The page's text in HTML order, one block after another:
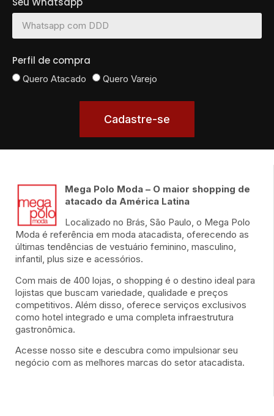
Perfil de compra
Quero Atacado Quero Varejo
Cadastre-se
Mega Polo Moda – O maior shopping de
atacado da América Latina
Localizado no Brás, São Paulo, o Mega Polo
Moda é referência em moda atacadista, oferecendo as
últimas tendências de vestuário feminino, masculino,
infantil, plus size e acessórios.
Com mais de 400 lojas, o shopping é o destino ideal para
lojistas que buscam variedade, qualidade e preços
competitivos. Além disso, oferece serviços exclusivos
como hotel integrado e uma completa infraestrutura
gastronômica.
Acesse nosso site e descubra como impulsionar seu
negócio com as melhores marcas do setor atacadista.